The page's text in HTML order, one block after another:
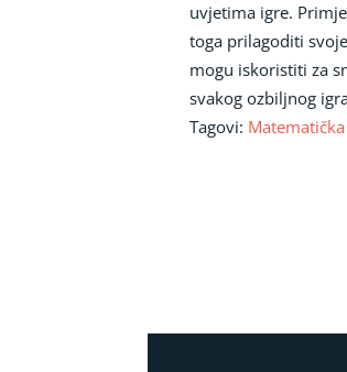
uvjetima igre.
toga prilagoditi
mogu iskoristiti za
svakog ozbiljnog
Tagovi: